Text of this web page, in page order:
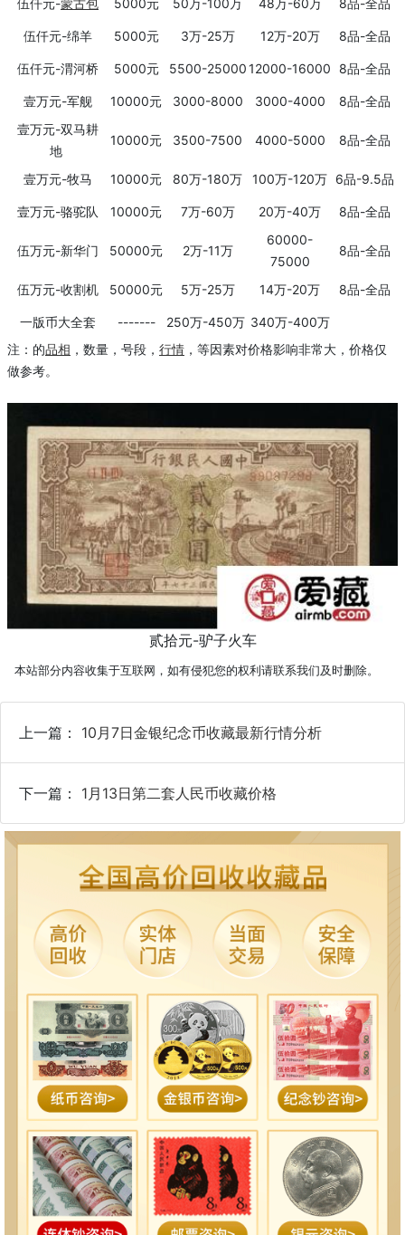
伍仟元-绵羊 5000元 3万-25万 12万-20万 8品-全品
伍仟元-渭河桥 5000元 5500-2500012000-16000 8品-全品
壹万元-军舰 10000元 3000-8000 3000-4000
8品-全品
壹万元-双马耕
地
10000元 3500-7500 4000-5000 8品-全品
壹万元-牧马 10000元 80万-180万 100万-120万 6品-9.5品
壹万元-骆驼队 10000元 7万-60万 20万-40万 8品-全品
伍万元-新华门 50000元 2万-11万
60000-
75000
8品-全品
伍万元-收割机 50000元 5万-25万 14万-20万 8品-全品
一版币大全套 ------- 250万-450万 340万-400万
注： 的品相 ，数量，号段， 行情 ，等因素对价格影响非常大，价格仅
做参考。
贰拾元-驴子火车
本站部分内容收集于互联网，如有侵犯您的权利请联系我们及时删除。
上一篇： 10月7日金银纪念币收藏最新行情分析
下一篇： 1月13日第二套人民币收藏价格